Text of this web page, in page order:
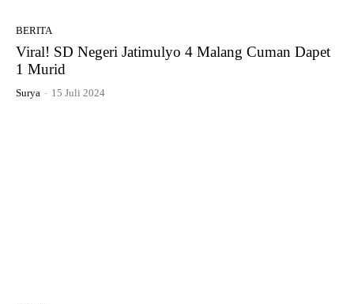
BERITA
Viral! SD Negeri Jatimulyo 4 Malang Cuman Dapet
1 Murid
Surya - 15 Juli 2024